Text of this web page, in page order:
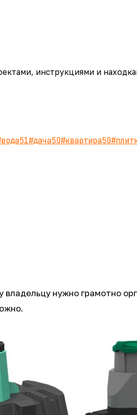
инструкциями и
вода51#дача50#квартира50#
нужно грамотно